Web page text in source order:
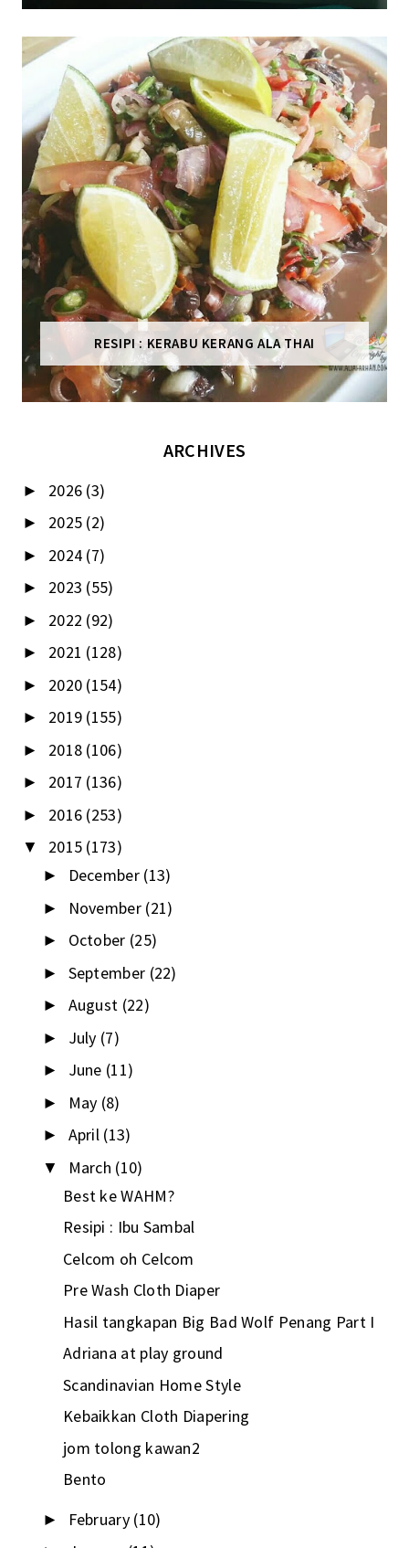
RESIPI : KERABU KERANG ALA THAI
ARCHIVES
► 2026 (3)
► 2025 (2)
► 2024 (7)
► 2023 (55)
► 2022 (92)
► 2021 (128)
► 2020 (154)
► 2019 (155)
► 2018 (106)
► 2017 (136)
► 2016 (253)
▼ 2015 (173)
► December (13)
► November (21)
► October (25)
► September (22)
► August (22)
► July (7)
► June (11)
► May (8)
► April (13)
▼ March (10)
Best ke WAHM?
Resipi : Ibu Sambal
Celcom oh Celcom
Pre Wash Cloth Diaper
Hasil tangkapan Big Bad Wolf Penang Part I
Adriana at play ground
Scandinavian Home Style
Kebaikkan Cloth Diapering
jom tolong kawan2
Bento
► February (10)